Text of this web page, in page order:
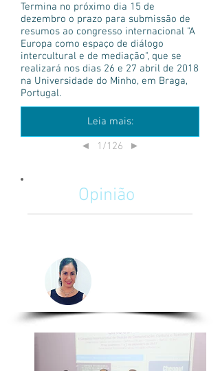
Termina no próximo dia 15 de
dezembro o prazo para submissão de
resumos ao congresso internacional "A
Europa como espaço de diálogo
intercultural e de mediação", que se
realizará nos dias 26 e 27 abril de 2018
na Universidade do Minho, em Braga,
Portugal.
Leia mais:
◄ 1/126 ►
Opinião